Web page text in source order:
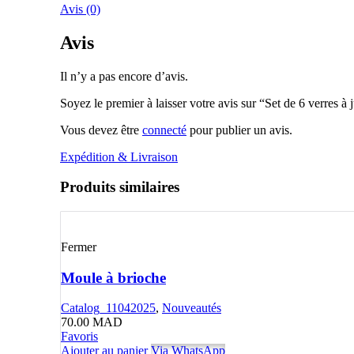
Avis (0)
Avis
Il n’y a pas encore d’avis.
Soyez le premier à laisser votre avis sur “Set de 6 verres à
Vous devez être connecté pour publier un avis.
Expédition & Livraison
Produits similaires
Fermer
Moule à brioche
Catalog_11042025, Nouveautés
70.00 MAD
Favoris
Ajouter au panier Via WhatsApp